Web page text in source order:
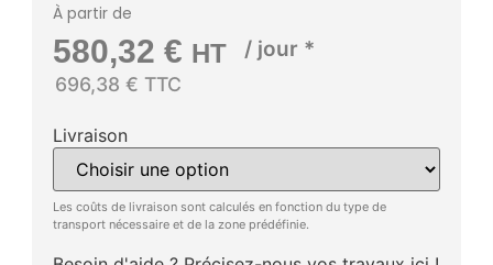
À partir de
580,32€ HT / jour *
696,38 € TTC
Livraison
Les coûts de livraison sont calculés en fonction du type de
transport nécessaire et de la zone prédéfinie.